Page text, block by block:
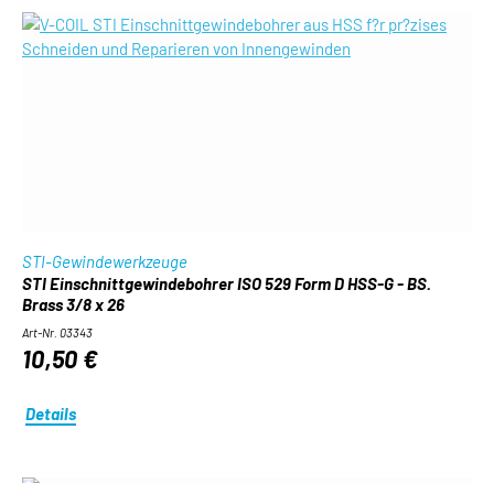
STI-Gewindewerkzeuge
STI Einschnittgewindebohrer ISO 529 Form D HSS-G - BS.
Brass 3/8 x 26
Art-Nr. 03343
10,50 €
Details